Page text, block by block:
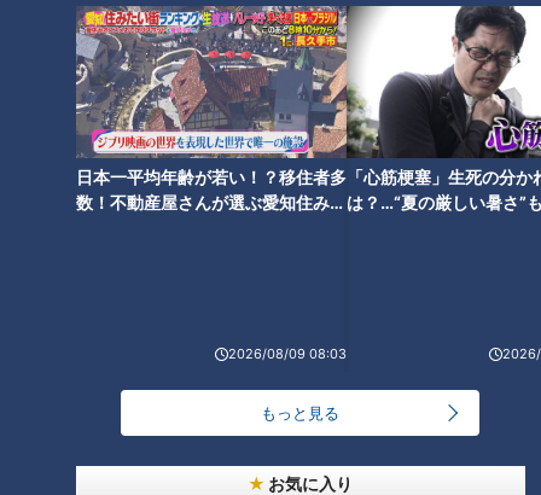
日本一平均年齢が若い！？移住者多
数！不動産屋さんが選ぶ愛知住みた
2026/08/09 08:03
「心筋梗塞」生死の分か
は？…“夏の厳しい暑さ”
もっと見る
お気に入り
ール」は、累計販売個数が77万個を突破（2019年1月～2024
年9月末）しました！
ギネス世界記録のお餅のようなモチモチ食パン！